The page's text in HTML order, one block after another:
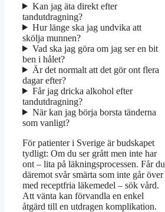
Kan jag äta direkt efter
tandutdragning?
Hur länge ska jag undvika att
skölja munnen?
Vad ska jag göra om jag ser en bit
ben i hålet?
Är det normalt att det gör ont flera
dagar efter?
Får jag dricka alkohol efter
tandutdragning?
När kan jag börja borsta tänderna
som vanligt?
För patienter i Sverige är budskapet
tydligt: Om du ser grått men inte har
ont – lita på läkningsprocessen. Får du
däremot svår smärta som inte går över
med receptfria läkemedel – sök vård.
Att vänta kan förvandla en enkel
åtgärd till en utdragen komplikation.